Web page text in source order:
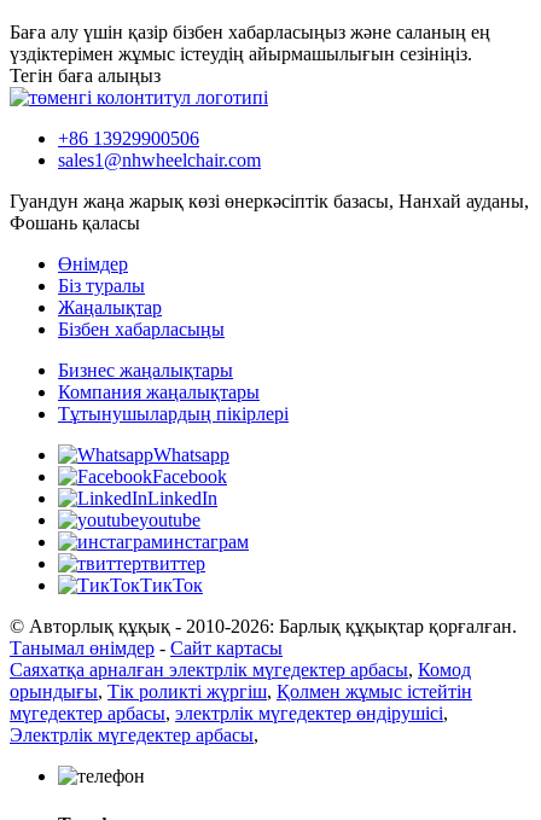
Баға алу үшін қазір бізбен хабарласыңыз және саланың ең
үздіктерімен жұмыс істеудің айырмашылығын сезініңіз.
Тегін баға алыңыз
+86 13929900506
sales1@nhwheelchair.com
Гуандун жаңа жарық көзі өнеркәсіптік базасы, Нанхай ауданы,
Фошань қаласы
Өнімдер
Біз туралы
Жаңалықтар
Бізбен хабарласыңы
Бизнес жаңалықтары
Компания жаңалықтары
Тұтынушылардың пікірлері
Whatsapp
Facebook
LinkedIn
youtube
инстаграм
твиттер
ТикТок
© Авторлық құқық - 2010-2026: Барлық құқықтар қорғалған.
Танымал өнімдер - Сайт картасы
Саяхатқа арналған электрлік мүгедектер арбасы, Комод
орындығы, Тік роликті жүргіш, Қолмен жұмыс істейтін
мүгедектер арбасы, электрлік мүгедектер өндірушісі,
Электрлік мүгедектер арбасы,